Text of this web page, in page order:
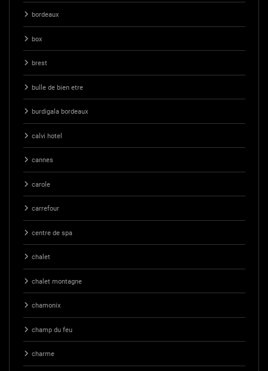
bordeaux
box
brest
bulle de bien etre
burdigala bordeaux
calvi hotel
cannes
carole
carrefour
centre de spa
chalet
chalet montagne
chamonix
champ du feu
charme